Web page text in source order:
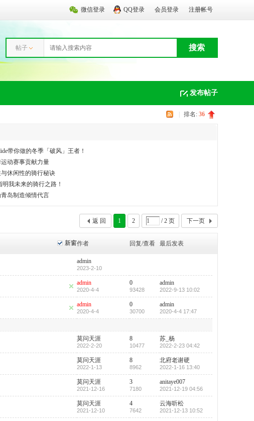
微信登录 QQ登录 会员登录 注册帐号
帖子 搜索
发布帖子
排名: 36
带你做的冬季「破风」王者！
动赛事贡献力量
与休闲性的骑行秘诀
明我未来的骑行之路！
岛制造倾情代言
1 2 / 2 页 下一页
返 回
新窗作者 回复/查看 最后发表
admin
2023-2-10
admin
2020-4-4
0
93428
admin
2022-9-13 10:02
admin
2020-4-4
0
30700
admin
2020-4-4 17:47
莫问天涯
2022-2-20
8
10477
苏_杨
2022-2-23 04:42
莫问天涯
2022-1-13
8
8962
北府老谢硬
2022-1-16 13:40
莫问天涯
2021-12-16
3
7180
anitaye007
2021-12-19 04:56
莫问天涯
2021-12-10
4
7642
云海听松
2021-12-13 10:52